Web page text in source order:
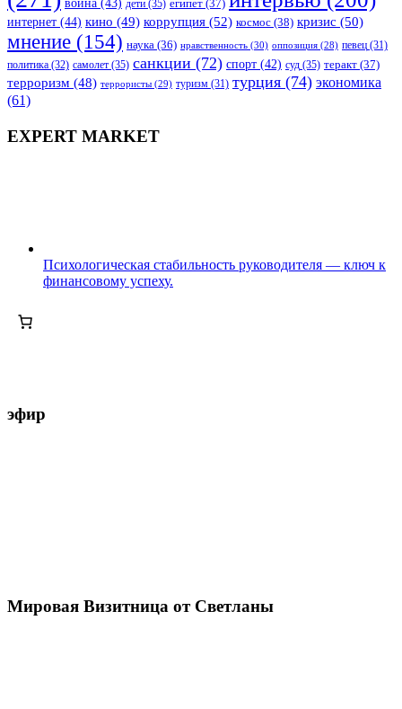
война (43) дети (35) египет (37)
интернет (44) кино (49) коррупция (52) космос (38) кризис (50)
мнение (154) наука (36) нравственность (30) оппозиция (28) певец (31)
политика (32) самолет (35) санкции (72) спорт (42) суд (35) теракт (37)
терроризм (48) террористы (29) туризм (31) турция (74) экономика
(61)
EXPERT MARKET
Психологическая стабильность руководителя — ключ к
финансовому успеху.
эфир
Мировая Визитница от Светланы